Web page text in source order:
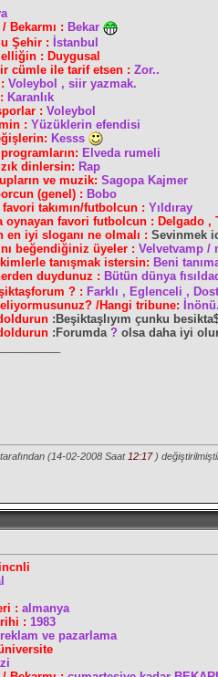
Bekarmı : Bekar
Şehir :
İstanbul
: Duygusal
cümle ile tarif etsen :Zor..
:Voleybol , siir yazmak.
Karanlık
:Voleybol
:Yüzüklerin efendisi
Kesss
Elveda rumeli
dinlersin: Rap
ve muzik:Sagopa Kajmer
(genel) : Bobo
favori takımın/futbolcun :Yıldıray
oynayan favori futbolcun : Delgado ,
en iyi sloganı ne olmalı :Sevinmek
beğendiğiniz üyeler :Velvetvamp /
tanışmak istersin: Beni
duydunuz : Bütün dünya
? : Farklı , Eglenceli ,
/Hangi tribune:
İnönü.
:Beşiktaşlıyım çunku
:Forumda?olsa daha iyi
(14-02-2008 Saat 12:17)
:almanya
:1983
reklam ve pazarlama